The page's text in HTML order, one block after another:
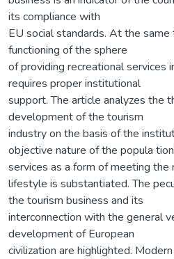
its compliance with
EU social standards. At the
functioning of the sphere
of providing recreational services
requires proper institutional
support. The article analyzes the
development of the tourism
industry on the basis of the
objective nature of the popula
services as a form of meeting
lifestyle is substantiated. The
the tourism business and its
interconnection with the general
development of European
civilization are highlighted.